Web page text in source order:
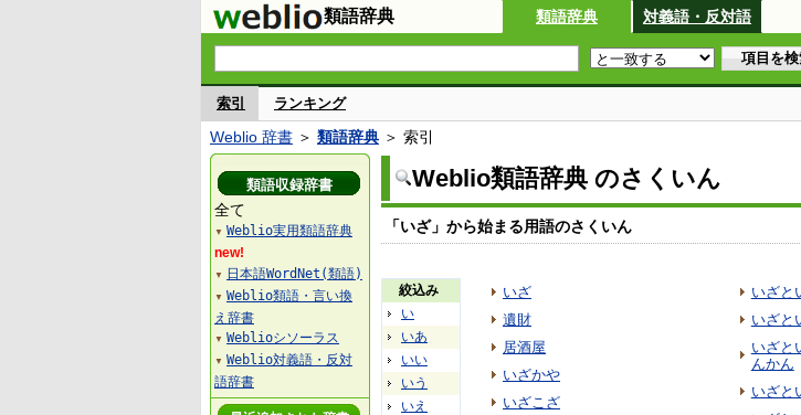
類語辞典 類語辞典 対義語・反対語
索引 ランキング
Weblio 辞書 ＞ 類語辞典 ＞ 索引
Weblio類語辞典 のさくいん
「いざ」から始まる用語のさくいん
絞込み
い
いあ
いい
いう
いえ
いざ
遺財
居酒屋
いざかや
いざこざ
いざと
いざと
いざと
んかん
いざと
類語収録辞書
全て
▼ Weblio実用類語辞典
new!
▼ 日本語WordNet(類語)
▼ Weblio類語・言い換
え辞書
▼ Weblioシソーラス
▼ Weblio対義語・反対
語辞書